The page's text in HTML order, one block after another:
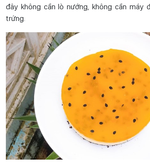
đây không cần lò nướng, không cần máy
trứng.